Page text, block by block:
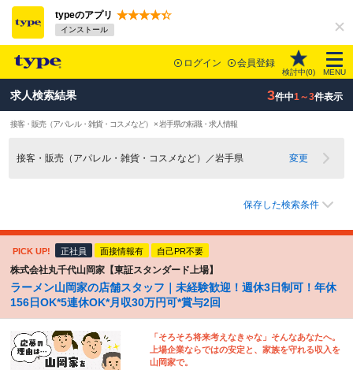
typeのアプリ
インストール
ログイン 会員登録
検討中(0) MENU
求人検索結果 3件中1～3件表示
接客・販売（アパレル・雑貨・コスメなど） × 岩手県の転職・求人情報
接客・販売（アパレル・雑貨・コスメなど）／岩手県 変更
保存した検索条件
PICK UP! 正社員 面接情報有 自己PR不要
株式会社丸千代山岡家【東証スタンダード上場】
ラーメン山岡家の店舗スタッフ｜未経験歓迎！週休3日制可！年休
156日OK*5連休OK*月収30万円可*賞与2回
「そろそろ将来考えなきゃな」そんなあなたへ。
上場企業ならではの安定と、家族を守れる収入を
山岡家で。